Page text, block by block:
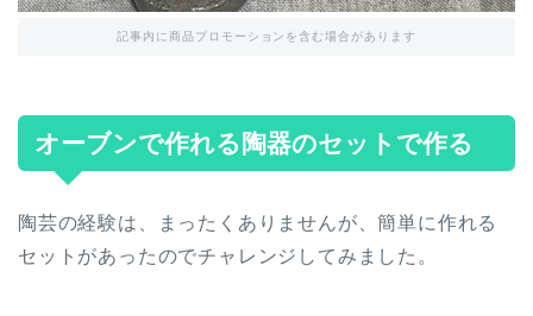
記事内に商品プロモーションを含む場合があります
オーブンで作れる陶器のセットで作る
陶芸の経験は、まったくありませんが、簡単に作れる
セットがあったのでチャレンジしてみました。